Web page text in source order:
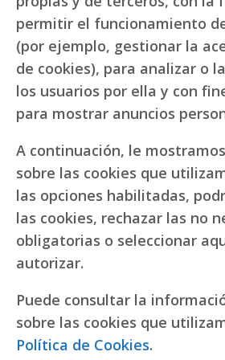
permitir el funcionamiento
(por ejemplo, gestionar la
de cookies), para analizar o
los usuarios por ella y con
para mostrar anuncios
A continuación, le
sobre las cookies que
las opciones habilitadas,
las cookies, rechazar las no
obligatorias o seleccionar
autorizar.
Puede consultar la
sobre las cookies que
Política de Cookies.